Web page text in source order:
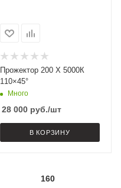
Прожектор 200 X 5000К
110×45°
Много
28 000руб./шт
В КОРЗИНУ
160